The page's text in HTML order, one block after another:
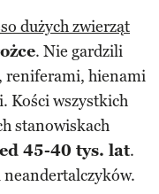
dużych zwierząt
. Nie gardzili
reniferami, hienami
Kości wszystkich
stanowiskach
45-40 tys. lat.